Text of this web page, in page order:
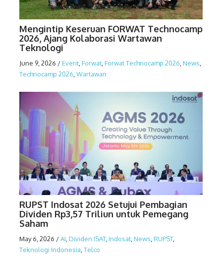
Mengintip Keseruan FORWAT Technocamp
2026, Ajang Kolaborasi Wartawan
Teknologi
June 9, 2026 /Event Forwat Forwat Technocamp 2026 News
Technocamp 2026 Wartawan
RUPST Indosat 2026 Setujui Pembagian
Dividen Rp3,57 Triliun untuk Pemegang
Saham
May 6, 2026 /AI,Dividen ISAT,Indosat,News,RUPST,
Teknologi Indonesia,Telco